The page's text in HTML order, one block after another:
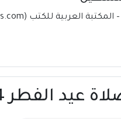
2024 في رفح | فلسطين